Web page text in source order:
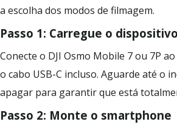
a escolha dos modos de filmagem.
Passo 1: Carregue o dispositivo
Conecte o DJI Osmo Mobile 7 ou 7P
o cabo USB-C incluso. Aguarde até o
apagar para garantir que está
Passo 2: Monte o smartphone